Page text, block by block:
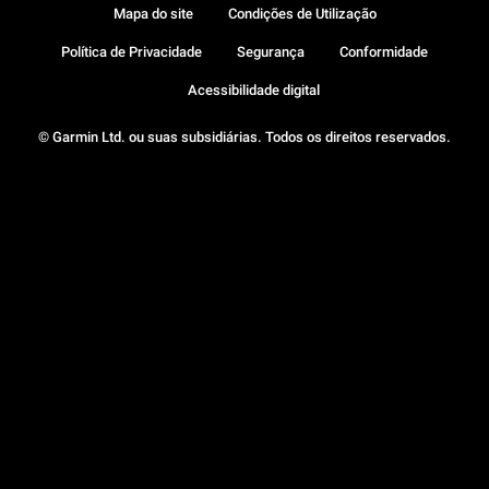
© Garmin Ltd. ou suas subsidiárias. Todos os direitos reservados.
Mapa do site Condições de Utilização
Política de Privacidade Segurança Conformidade
Acessibilidade digital